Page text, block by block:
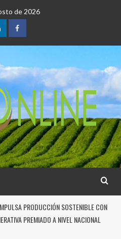
de 2026
PRODUCCIÓN SOSTENIBLE CON
PREMIADO A NIVEL NACIONAL